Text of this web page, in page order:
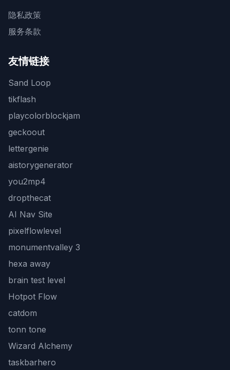
隐私政策
服务条款
友情链接
Sand Loop
tikflash
playcolorblockjam
geckoout
lettergenie
aistorygenerator
you2mp4
dropthecat
AI Nav Site
pixelflowlevel
monumentvalley 3
hexa away
brain test level
Hotpot Flow
catdom
tonn tone
Wizard Alchemy
taskbarhero